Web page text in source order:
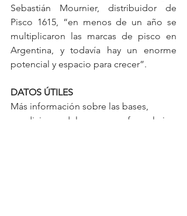
Sebastián Mournier, distribuidor de
Pisco 1615, “en menos de un año se
multiplicaron las marcas de pisco en
Argentina, y todavía hay un enorme
potencial y espacio para crecer”.
DATOS ÚTILES
Más información sobre las bases,
condiciones del concurso y formulario